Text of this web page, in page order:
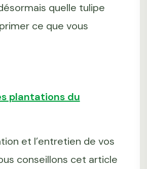
quelle tulipe
ce que vous
plantations du
et l’entretien de vos
conseillons cet article